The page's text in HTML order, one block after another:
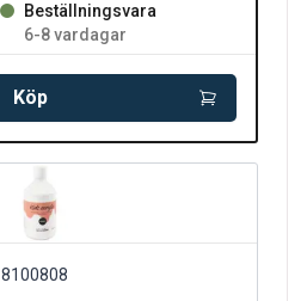
Beställningsvara
6-8 vardagar
Köp
8100808